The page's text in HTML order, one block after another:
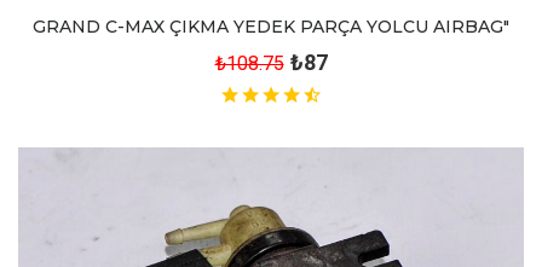
GRAND C-MAX ÇIKMA YEDEK PARÇA YOLCU AIRBAG"
₺108.75 ₺87